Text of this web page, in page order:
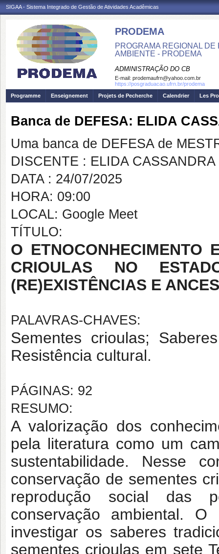
SIGAA - Sistema Integrado de Gestão de Atividades Acadêmicas
PRODEMA
PROGRAMA REGIONAL
AMBIENTE - PRODEMA
ADMINISTRAÇÃO DO CB
E-mail: prodemaufrn@yahoo.com.br
https://posgraduacao.ufrn.br/prodema
Programme
Enseignement Projets de Pecherche Calendrier Les
Banca de DEFESA: ELIDA
Uma banca de DEFESA de
DISCENTE : ELIDA
DATA : 24/07/2025
HORA: 09:00
LOCAL: Google Meet
TÍTULO:
O ETNOCONHECIMENTO
CRIOULAS NO
(RE)EXISTÊNCIAS E
PALAVRAS-CHAVES:
Sementes crioulas;
Resistência cultural.
PÁGINAS: 92
RESUMO:
A valorização dos
pela literatura como um
sustentabilidade. Nesse
conservação de sementes
reprodução social das
conservação ambiental.
investigar os saberes
sementes crioulas em sete